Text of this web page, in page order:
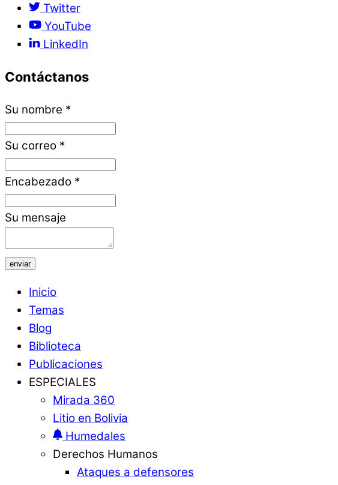
Twitter
YouTube
LinkedIn
Contáctanos
Su nombre *
Su correo *
Encabezado *
Su mensaje
enviar
Inicio
Temas
Blog
Biblioteca
Publicaciones
ESPECIALES
Mirada 360
Litio en Bolivia
Humedales
Derechos Humanos
Ataques a defensores